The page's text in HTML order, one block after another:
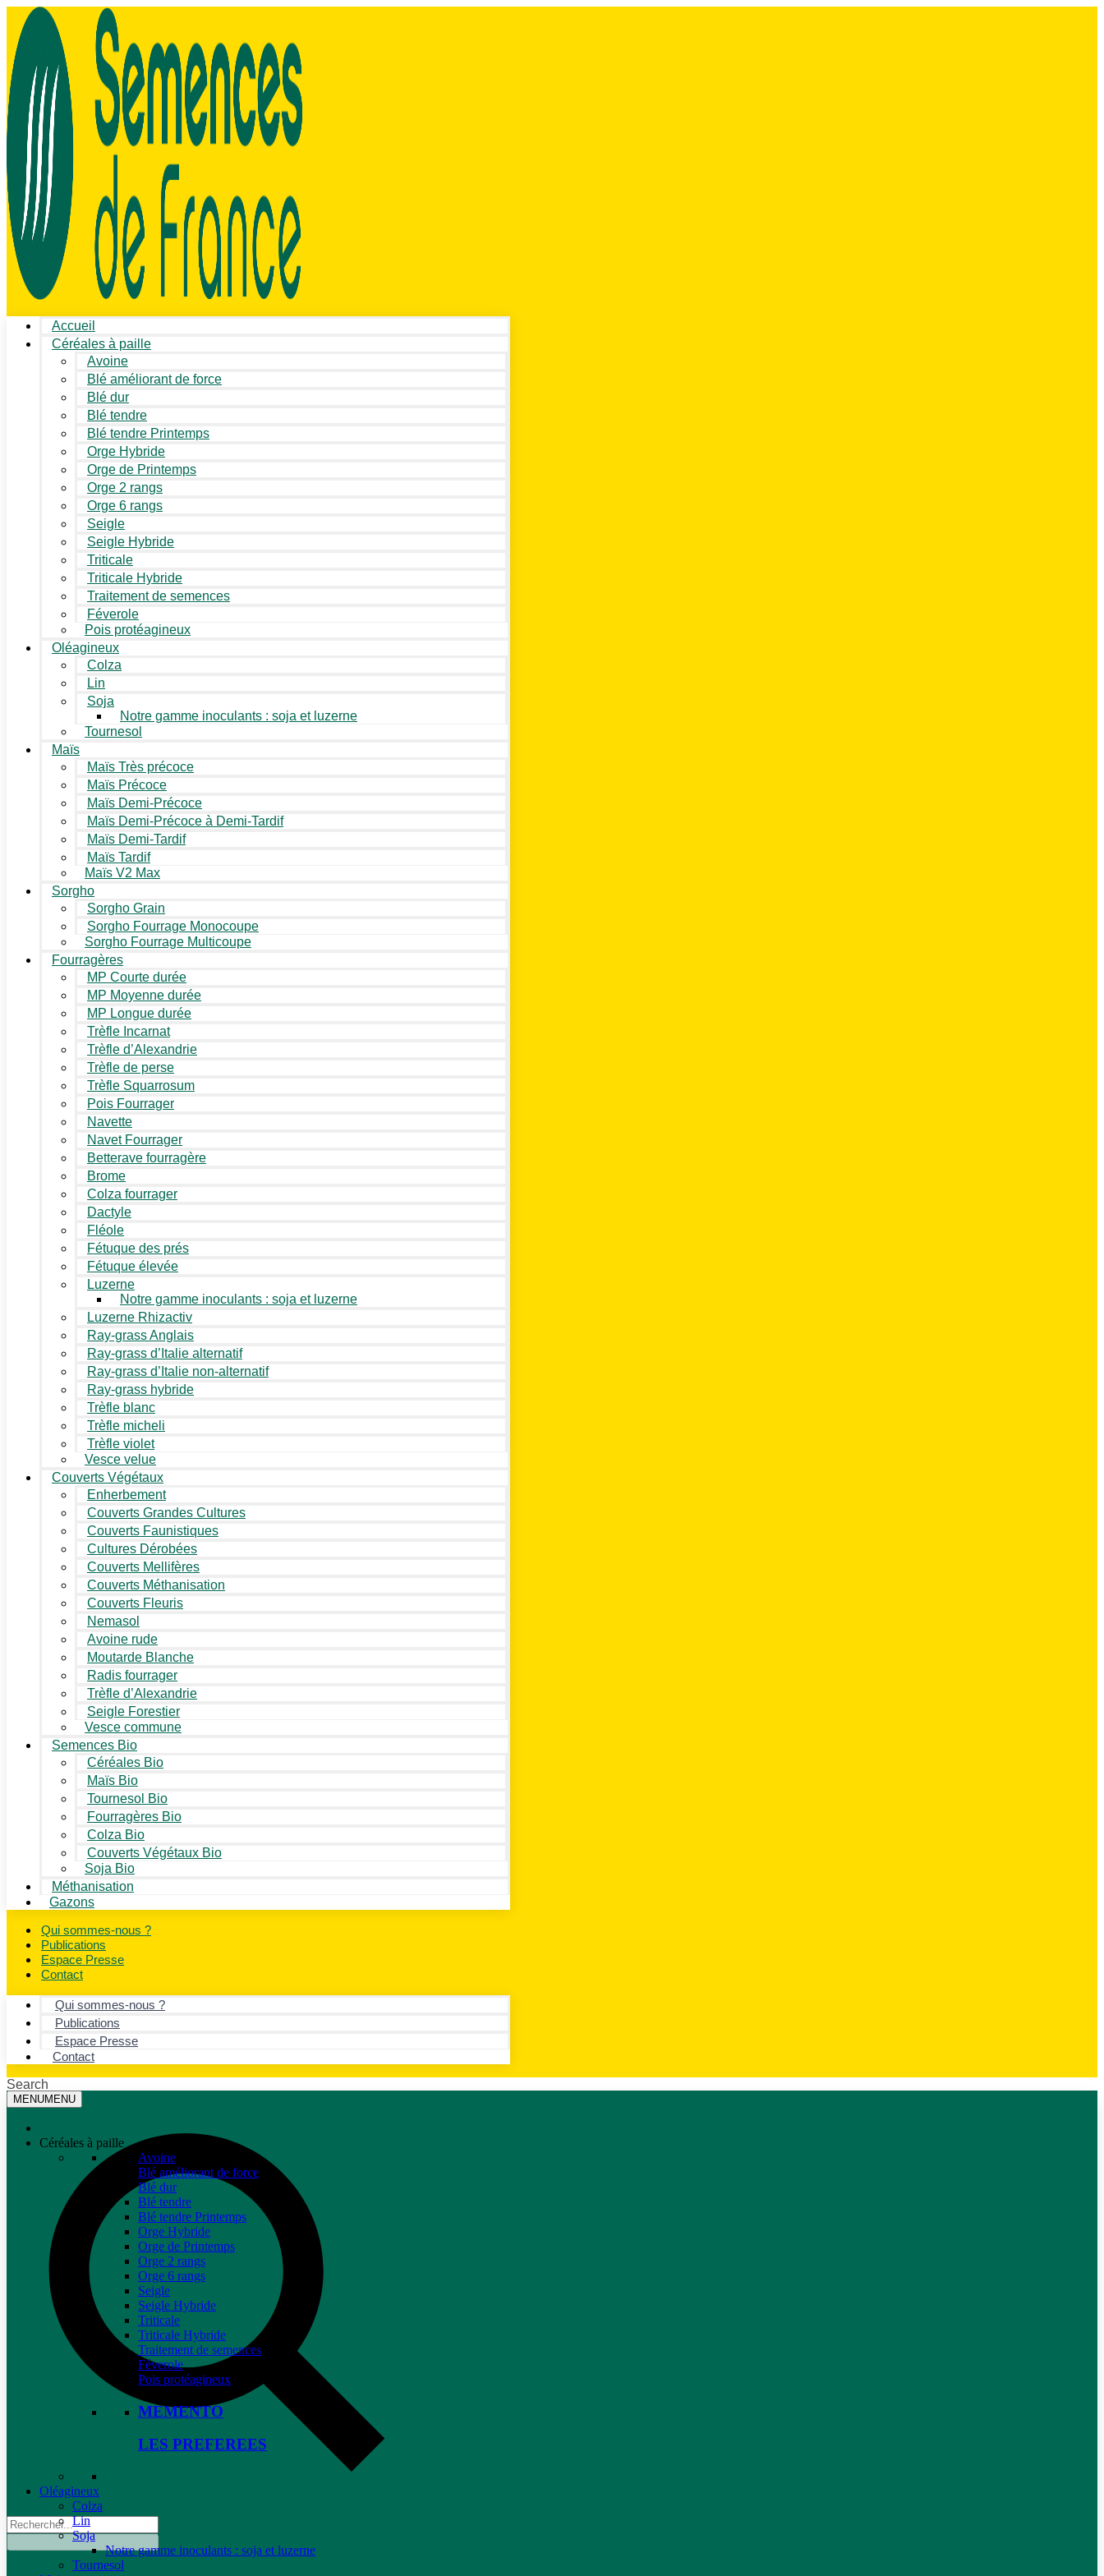
Accueil
Céréales à paille
Avoine
Blé améliorant de force
Blé dur
Blé tendre
Blé tendre Printemps
Orge Hybride
Orge de Printemps
Orge 2 rangs
Orge 6 rangs
Seigle
Seigle Hybride
Triticale
Triticale Hybride
Traitement de semences
Féverole
Pois protéagineux
Oléagineux
Colza
Lin
Soja
Notre gamme inoculants : soja et luzerne
Tournesol
Maïs
Maïs Très précoce
Maïs Précoce
Maïs Demi-Précoce
Maïs Demi-Précoce à Demi-Tardif
Maïs Demi-Tardif
Maïs Tardif
Maïs V2 Max
Sorgho
Sorgho Grain
Sorgho Fourrage Monocoupe
Sorgho Fourrage Multicoupe
Fourragères
MP Courte durée
MP Moyenne durée
MP Longue durée
Trèfle Incarnat
Trèfle d’Alexandrie
Trèfle de perse
Trèfle Squarrosum
Pois Fourrager
Navette
Navet Fourrager
Betterave fourragère
Brome
Colza fourrager
Dactyle
Fléole
Fétuque des prés
Fétuque élevée
Luzerne
Notre gamme inoculants : soja et luzerne
Luzerne Rhizactiv
Ray-grass Anglais
Ray-grass d’Italie alternatif
Ray-grass d’Italie non-alternatif
Ray-grass hybride
Trèfle blanc
Trèfle micheli
Trèfle violet
Vesce velue
Couverts Végétaux
Enherbement
Couverts Grandes Cultures
Couverts Faunistiques
Cultures Dérobées
Couverts Mellifères
Couverts Méthanisation
Couverts Fleuris
Nemasol
Avoine rude
Moutarde Blanche
Radis fourrager
Trèfle d’Alexandrie
Seigle Forestier
Vesce commune
Semences Bio
Céréales Bio
Maïs Bio
Tournesol Bio
Fourragères Bio
Colza Bio
Couverts Végétaux Bio
Soja Bio
Méthanisation
Gazons
Qui sommes-nous ?
Publications
Espace Presse
Contact
Qui sommes-nous ?
Publications
Espace Presse
Contact
Search
MENUMENU
Céréales à paille
Avoine
Blé améliorant de force
Blé dur
Blé tendre
Blé tendre Printemps
Orge Hybride
Orge de Printemps
Orge 2 rangs
Orge 6 rangs
Seigle
Seigle Hybride
Triticale
Triticale Hybride
Traitement de semences
Féverole
Pois protéagineux
MEMENTO
LES PREFEREES
Oléagineux
Colza
Lin
Soja
Notre gamme inoculants : soja et luzerne
Tournesol